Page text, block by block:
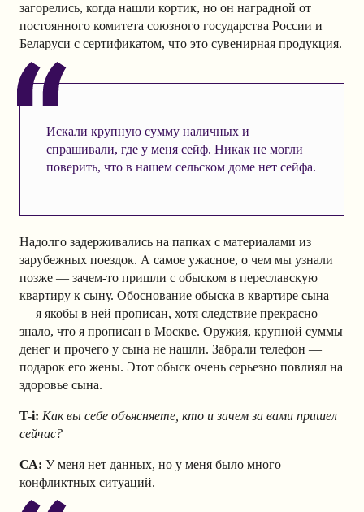
загорелись, когда нашли кортик, но он наградной от
постоянного комитета союзного государства России и
Беларуси с сертификатом, что это сувенирная продукция.
Искали крупную сумму наличных и
спрашивали, где у меня сейф. Никак не могли
поверить, что в нашем сельском доме нет сейфа.
Надолго задерживались на папках с материалами из
зарубежных поездок. А самое ужасное, о чем мы узнали
позже — зачем-то пришли с обыском в переславскую
квартиру к сыну. Обоснование обыска в квартире сына
— я якобы в ней прописан, хотя следствие прекрасно
знало, что я прописан в Москве. Оружия, крупной суммы
денег и прочего у сына не нашли. Забрали телефон —
подарок его жены. Этот обыск очень серьезно повлиял на
здоровье сына.
T-i: Как вы себе объясняете, кто и зачем за вами пришел
сейчас?
СА: У меня нет данных, но у меня было много
конфликтных ситуаций.